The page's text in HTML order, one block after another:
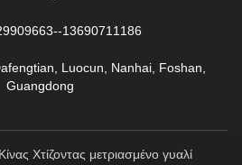
13690711186
Luocun, Nanhai, Foshan,
Guangdong
Χτίζοντας μετριασμένο γυαλί